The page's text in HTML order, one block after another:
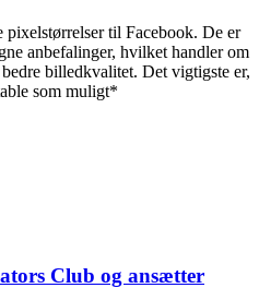
pixelstørrelser til Facebook. De er
anbefalinger, hvilket handler om
billedkvalitet. Det vigtigste er,
som muligt*
Club og ansætter